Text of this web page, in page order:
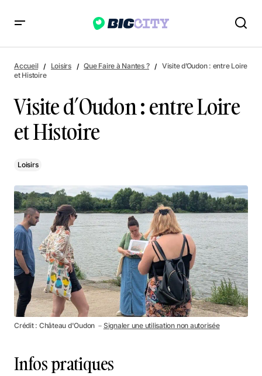
Accueil Loisirs Que Faire à Nantes ?
Visite d’Oudon : entre Loire
et Histoire
Visite d’Oudon : entre Loire
et Histoire
Loisirs
Crédit : Château d'Oudon － Signaler une utilisation non autorisée
Infos pratiques